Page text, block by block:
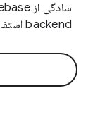
backend استفاده می‌کند.